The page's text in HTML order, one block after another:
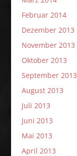
Februar 2014
Dezember 2013
November 2013
Oktober 2013
September 2013
August 2013
Juli 2013
Juni 2013
Mai 2013
April 2013